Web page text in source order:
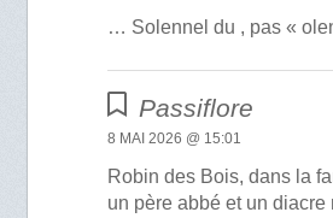
… Solennel du , pas «
Passiflore
8 MAI 2026 @ 15:01
Robin des Bois, dans la
un père abbé et un diacre